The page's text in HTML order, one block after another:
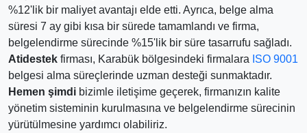
%12'lik bir maliyet avantajı elde etti. Ayrıca, belge alma
süresi 7 ay gibi kısa bir sürede tamamlandı ve firma,
belgelendirme sürecinde %15'lik bir süre tasarrufu sağladı.
Atidestek firması, Karabük bölgesindeki firmalara ISO 9001
belgesi alma süreçlerinde uzman desteği sunmaktadır.
Hemen şimdi bizimle iletişime geçerek, firmanızın kalite
yönetim sisteminin kurulmasına ve belgelendirme sürecinin
yürütülmesine yardımcı olabiliriz.